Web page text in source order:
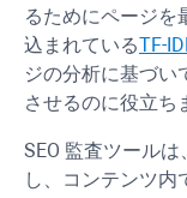
るためにページを
込まれているTF-
ジの分析に基づい
させるのに役立ち
SEO 監査ツールは、
し、コンテンツ内